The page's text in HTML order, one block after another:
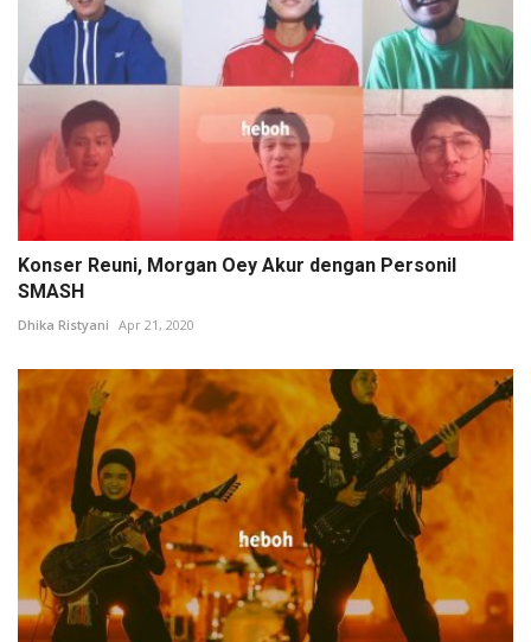
Konser Reuni, Morgan Oey Akur dengan Personil
SMASH
Dhika Ristyani Apr 21, 2020